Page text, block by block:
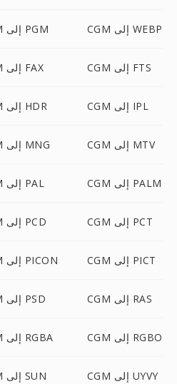
CGM إلى PGM CGM إلى WEBP
CGM إلى FAX CGM إلى FTS
CGM إلى HDR CGM إلى IPL
CGM إلى MNG CGM إلى MTV
CGM إلى PAL CGM إلى PALM
CGM إلى PCD CGM إلى PCT
CGM إلى PICON CGM إلى PICT
CGM إلى PSD CGM إلى RAS
CGM إلى RGBA CGM إلى RGBO
CGM إلى SUN CGM إلى UYVY